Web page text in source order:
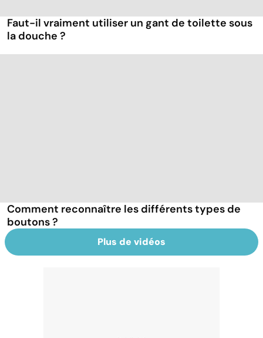
Faut-il vraiment utiliser un gant de toilette sous
la douche ?
Comment reconnaître les différents types de
boutons ?
Plus de vidéos